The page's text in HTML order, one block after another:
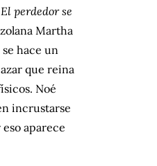
El perdedor se
Martha
hace un
que reina
Noé
incrustarse
aparece